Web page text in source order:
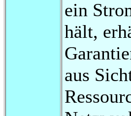
ein
hält,
aus